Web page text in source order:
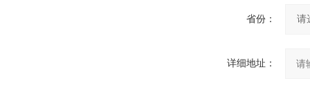
省份：
详细地址：